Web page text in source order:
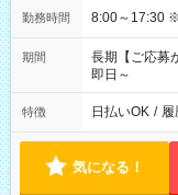
勤務時間
期間
長期【ご応募
即日～
特徴 日払いOK / 履
気になる！